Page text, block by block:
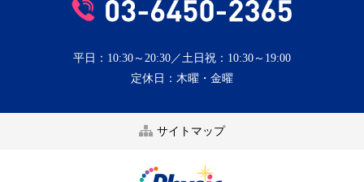
平日：10:30～20:30／土日祝：10:30～19:00
定休日：木曜・金曜
サイトマップ